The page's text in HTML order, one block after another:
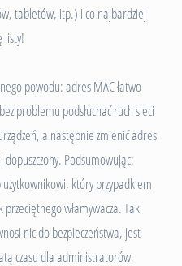
tabletów, itp.) i co najbardziej
listy!
powodu: adres MAC łatwo
problemu podsłuchać ruch sieci
a następnie zmienić adres
Podsumowując:
który przypadkiem
włamywacza. Tak
nic do bezpieczeństwa, jest
czasu dla administratorów.